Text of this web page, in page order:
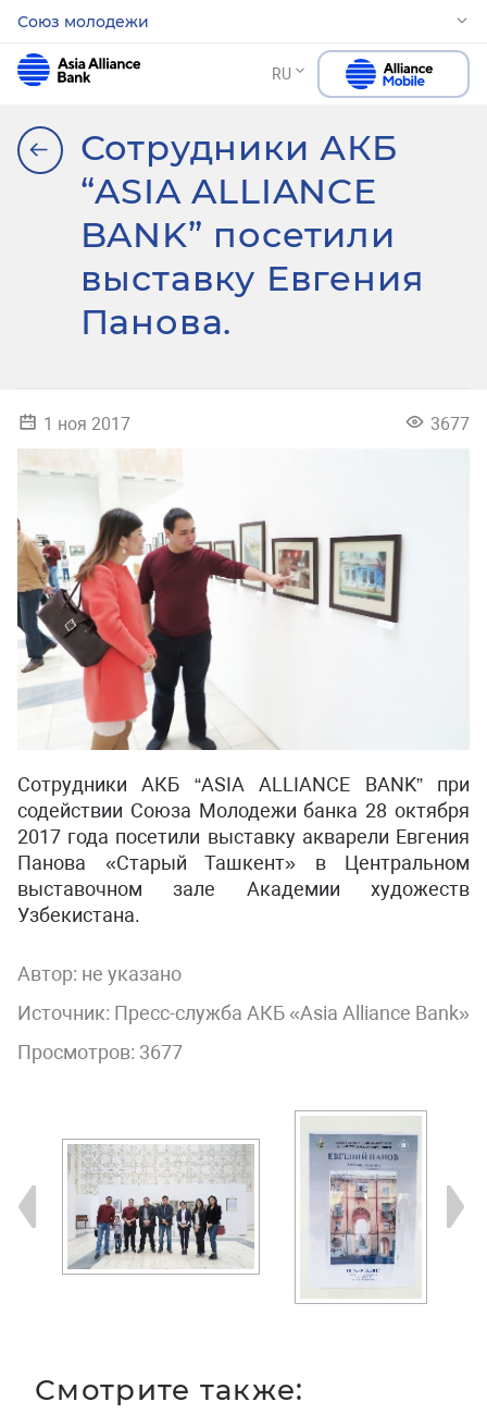
Союз молодежи
RU
Сотрудники АКБ
“ASIA ALLIANCE
BANK” посетили
выставку Евгения
Панова.
1 ноя 2017 3677
Сотрудники АКБ “ASIA ALLIANCE BANK” при
содействии Союза Молодежи банка 28 октября
2017 года посетили выставку акварели Евгения
Панова «Старый Ташкент» в Центральном
выставочном зале Академии художеств
Узбекистана.
Автор: не указано
Источник: Пресс-служба АКБ «Asia Alliance Bank»
Просмотров: 3677
Смотрите также: